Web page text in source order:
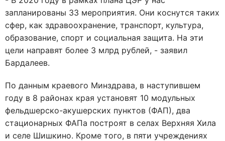
запланированы 33 мероприятия. Они коснутся таких
сфер, как здравоохранение, транспорт, культура,
образование, спорт и социальная защита. На эти
цели направят более 3 млрд рублей, - заявил
Бардалеев.
По данным краевого Минздрава, в наступившем
году в 8 районах края установят 10 модульных
фельдшерско-акушерских пунктов (ФАП), два
стационарных ФАПа построят в селах Верхняя Хила
и селе Шишкино. Кроме того, в пяти учреждениях